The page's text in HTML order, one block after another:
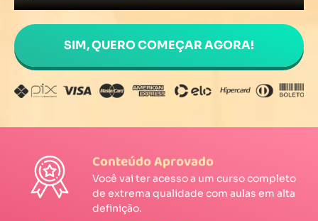
SIM, QUERO COMEÇAR AGORA!
Conteúdo Aprovado
Você vai ter acesso a um curso completo
de extrema qualidade com aulas em alta
definição.